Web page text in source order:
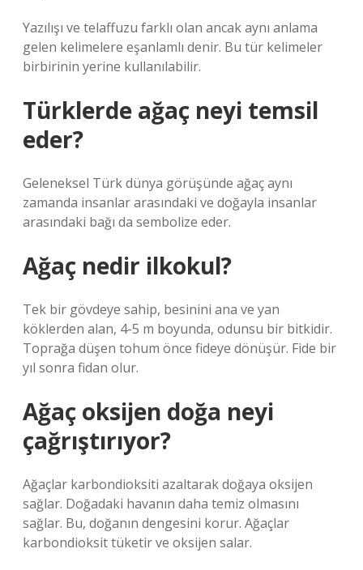
Yazılışı ve telaffuzu farklı olan ancak aynı anlama
gelen kelimelere eşanlamlı denir. Bu tür kelimeler
birbirinin yerine kullanılabilir.
Türklerde ağaç neyi temsil
eder?
Geleneksel Türk dünya görüşünde ağaç aynı
zamanda insanlar arasındaki ve doğayla insanlar
arasındaki bağı da sembolize eder.
Ağaç nedir ilkokul?
Tek bir gövdeye sahip, besinini ana ve yan
köklerden alan, 4-5 m boyunda, odunsu bir bitkidir.
Toprağa düşen tohum önce fideye dönüşür. Fide bir
yıl sonra fidan olur.
Ağaç oksijen doğa neyi
çağrıştırıyor?
Ağaçlar karbondioksiti azaltarak doğaya oksijen
sağlar. Doğadaki havanın daha temiz olmasını
sağlar. Bu, doğanın dengesini korur. Ağaçlar
karbondioksit tüketir ve oksijen salar.